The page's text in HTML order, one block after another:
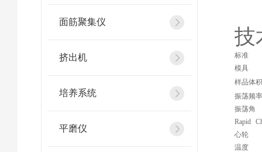
面筋聚集仪
挤出机
培养系统
平磨仪
技
标准
模具
样品体
振荡频
振荡角
Rapid
心轮
温度